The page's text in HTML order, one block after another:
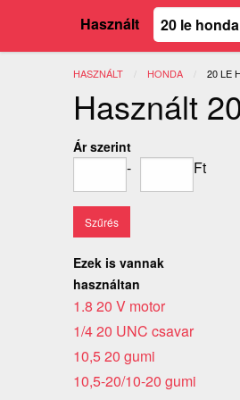
Használt
HASZNÁLT HONDA 20 LE
Használt
Ár szerint
- Ft
Ezek is vannak
használtan
1.8 20 V motor
1/4 20 UNC csavar
10,5 20 gumi
10,5-20/10-20 gumi